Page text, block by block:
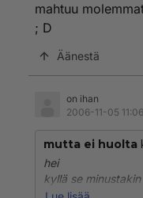
mahtuu
; D
Äänestä
on ihan
2006-11-05
mutta ei huolta
hei
kyllä se
tuntui... mutta